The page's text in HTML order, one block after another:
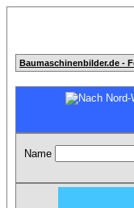
Baumaschinenbilder.de -
Name